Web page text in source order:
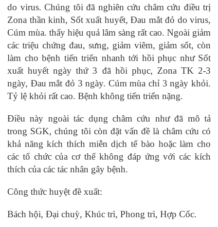
do virus. Chúng tôi đã nghiên cứu châm cứu điều trị
Zona thần kinh, Sốt xuất huyết, Đau mắt đỏ do virus,
Cúm mùa. thấy hiệu quả lâm sàng rất cao. Ngoài giảm
các triệu chứng đau, sưng, giảm viêm, giảm sốt, còn
làm cho bệnh tiến triển nhanh tới hồi phục như Sốt
xuất huyết ngày thứ 3 đã hồi phục, Zona TK 2-3
ngày, Đau mắt đỏ 3 ngày. Cúm mùa chỉ 3 ngày khỏi.
Tỷ lệ khỏi rất cao. Bệnh không tiến triển nặng.
Điều này ngoài tác dụng châm cứu như đã mô tả
trong SGK, chúng tôi còn đặt vấn đề là châm cứu có
khả năng kích thích miễn dịch tế bào hoặc làm cho
các tổ chức của cơ thể không đáp ứng với các kích
thích của các tác nhân gây bệnh.
Công thức huyệt đề xuất:
Bách hội, Đại chuỳ, Khúc trì, Phong trì, Hợp Cốc.